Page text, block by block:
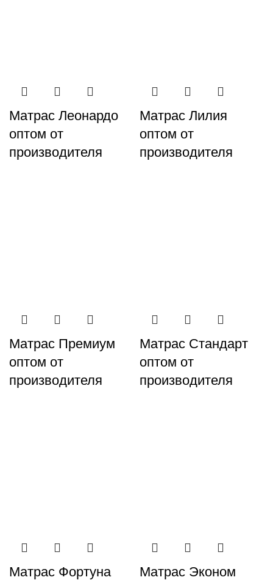
Матрас Леонардо
оптом от
производителя
Матрас Лилия
оптом от
производителя
Матрас Премиум
оптом от
производителя
Матрас Стандарт
оптом от
производителя
Матрас Фортуна
Матрас Эконом